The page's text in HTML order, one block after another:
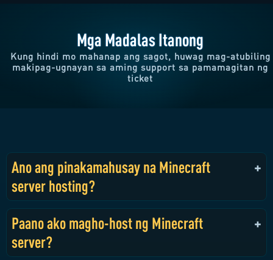
Mga Madalas Itanong
Kung hindi mo mahanap ang sagot, huwag mag-atubiling
makipag-ugnayan sa aming support sa pamamagitan ng
ticket
Ano ang pinakamahusay na Minecraft
server hosting?
Paano ako magho-host ng Minecraft
server?